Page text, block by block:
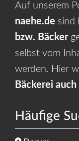
Auf unserem
naehe.de sind
bzw. Bäcker
selbst vom
werden. Hier
Bäckerei
Häufige